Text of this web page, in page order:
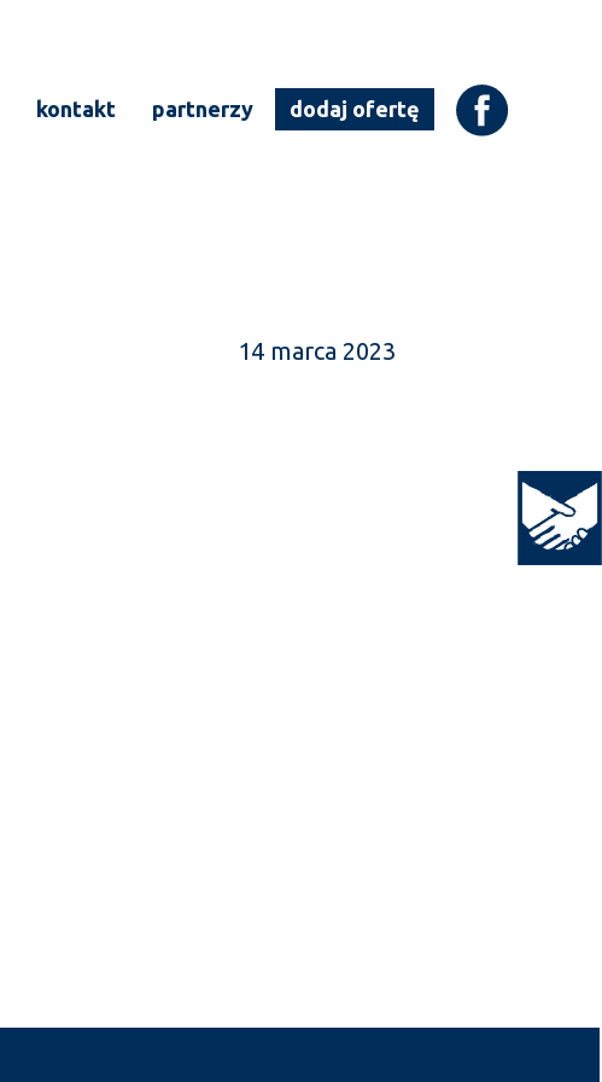
Open
kontakt partnerzy dodaj ofertę
14 marca 2023